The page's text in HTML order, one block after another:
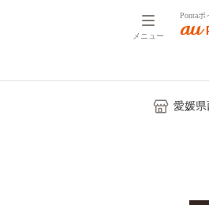
メニュー
Ponta
愛媛